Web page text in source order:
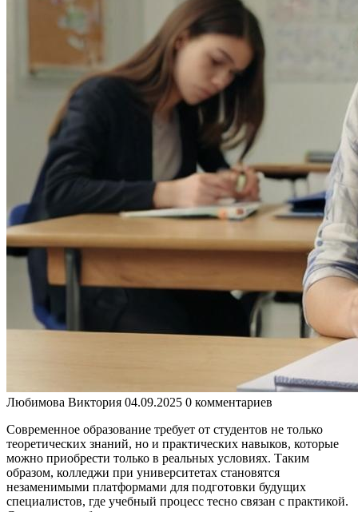
Любимова Виктория 04.09.2025 0 комментариев
Современное образование требует от студентов не только
теоретических знаний, но и практических навыков, которые
можно приобрести только в реальных условиях. Таким
образом, колледжи при университетах становятся
незаменимыми платформами для подготовки будущих
специалистов, где учебный процесс тесно связан с практикой.